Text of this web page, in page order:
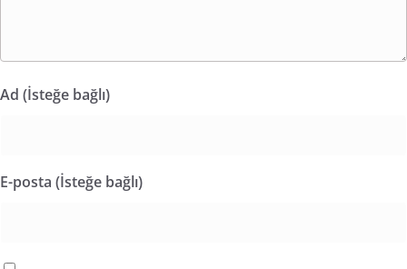
Ad (İsteğe bağlı)
E-posta (İsteğe bağlı)